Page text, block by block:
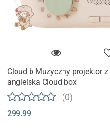
Cloud b Muzyczny projektor
angielska Cloud box
(0)
299.99